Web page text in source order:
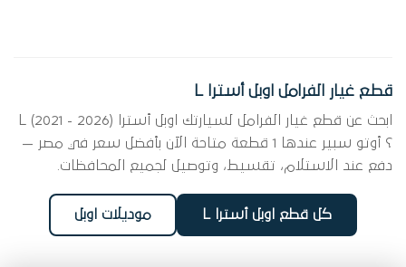
قطع غيار الفرامل اوبل أسترا L
ابحث عن قطع غيار الفرامل لسيارتك اوبل أسترا L (2021 - 2026)
؟ أوتو سبير عندها 1 قطعة متاحة الآن بأفضل سعر في مصر —
دفع عند الاستلام، تقسيط، وتوصيل لجميع المحافظات.
كل قطع اوبل أسترا L موديلات اوبل